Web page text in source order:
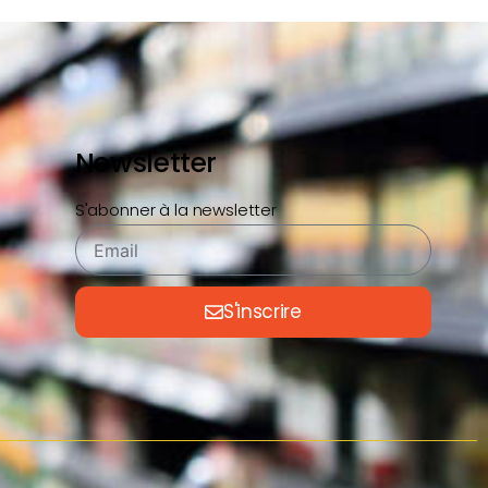
Newsletter
S'abonner à la newsletter
S'inscrire